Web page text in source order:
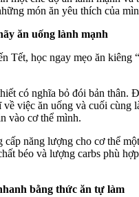
món ăn yêu thích của
ăn uống lành mạnh
có nghĩa bỏ đói bản thân.
việc ăn uống và cuối cùng
vào cơ thể mình.
cấp năng lượng cho cơ thể
béo và lượng carbs phù
bằng thức ăn tự làm